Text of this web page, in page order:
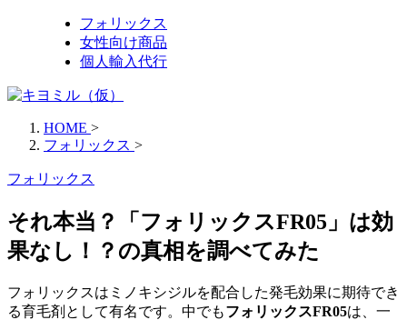
フォリックス
女性向け商品
個人輸入代行
HOME >
フォリックス >
フォリックス
それ本当？「フォリックスFR05」は効
果なし！？の真相を調べてみた
フォリックスはミノキシジルを配合した発毛効果に期待でき
る育毛剤として有名です。中でもフォリックスFR05は、一